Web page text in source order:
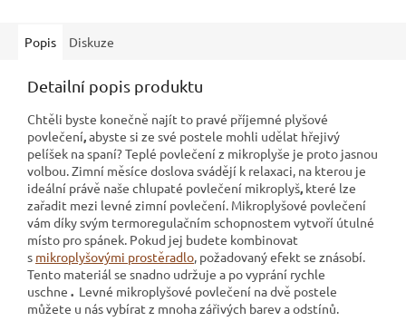
Popis Diskuze
Detailní popis produktu
Chtěli byste konečně najít to pravé příjemné plyšové
povlečení,abyste si ze své postele mohli udělat hřejivý
pelíšek na spaní? Teplé povlečení z mikroplyše je proto jasnou
volbou. Zimní měsíce doslova svádějí k relaxaci, na kterou je
ideální právě naše chlupaté povlečení mikroplyš, které lze
zařadit mezi levné zimní povlečení. Mikroplyšové povlečení
vám díky svým termoregulačním schopnostem vytvoří útulné
místo pro spánek. Pokud jej budete kombinovat
s mikroplyšovými prostěradlo, požadovaný efekt se znásobí.
Tento materiál se snadno udržuje a po vyprání rychle
uschne . Levné mikroplyšové povlečení na dvě postele
můžete u nás vybírat z mnoha zářivých barev a odstínů.